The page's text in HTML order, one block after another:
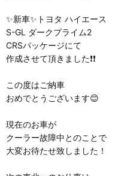
✨新車✨トヨタ ハイエース
S-GL ダークプライム2
CRSパッケージにて
作成させて頂きました❗❗
この度はご納車
おめでとうございます😊
現在のお車が
クーラー故障中とのことで
大変お待たせ致しました！